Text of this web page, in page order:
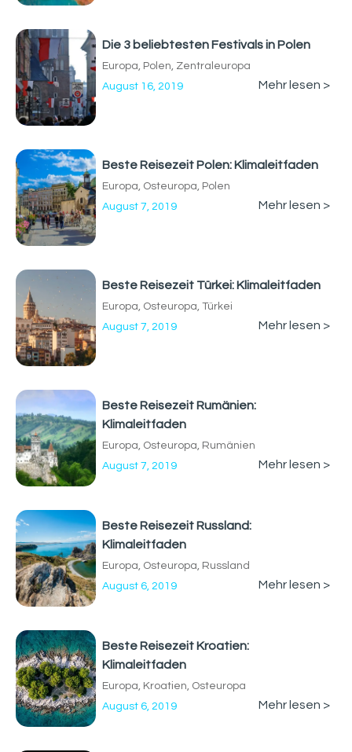
Die 3 beliebtesten Festivals in Polen
Europa, Polen, Zentraleuropa
August 16, 2019
Mehr lesen >
Beste Reisezeit Polen: Klimaleitfaden
Europa, Osteuropa, Polen
August 7, 2019
Mehr lesen >
Beste Reisezeit Türkei: Klimaleitfaden
Europa, Osteuropa, Türkei
August 7, 2019
Mehr lesen >
Beste Reisezeit Rumänien:
Klimaleitfaden
Europa, Osteuropa, Rumänien
August 7, 2019
Mehr lesen >
Beste Reisezeit Russland:
Klimaleitfaden
Europa, Osteuropa, Russland
August 6, 2019
Mehr lesen >
Beste Reisezeit Kroatien:
Klimaleitfaden
Europa, Kroatien, Osteuropa
August 6, 2019
Mehr lesen >